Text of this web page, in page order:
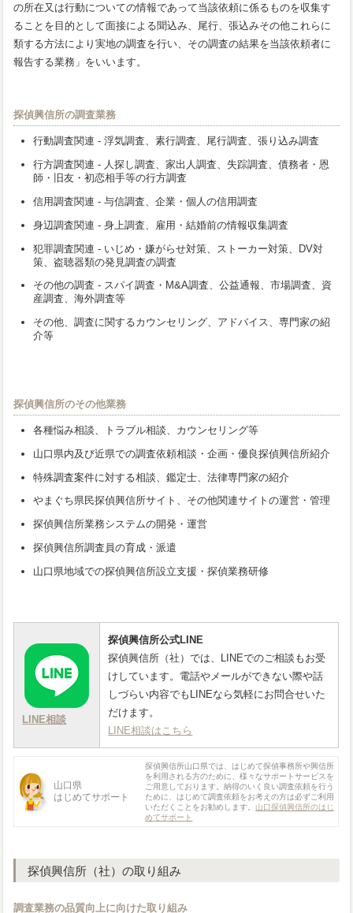
の所在又は行動についての情報であって当該依頼に係るものを収集す
ることを目的として面接による聞込み、尾行、張込みその他これらに
類する方法により実地の調査を行い、その調査の結果を当該依頼者に
報告する業務」をいいます。
探偵興信所の調査業務
行動調査関連 - 浮気調査、素行調査、尾行調査、張り込み調査
行方調査関連 - 人探し調査、家出人調査、失踪調査、債務者・恩
師・旧友・初恋相手等の行方調査
信用調査関連 - 与信調査、企業・個人の信用調査
身辺調査関連 - 身上調査、雇用・結婚前の情報収集調査
犯罪調査関連 - いじめ・嫌がらせ対策、ストーカー対策、DV対
策、盗聴器類の発見調査の調査
その他の調査 - スパイ調査・M&A調査、公益通報、市場調査、資
産調査、海外調査等
その他、調査に関するカウンセリング、アドバイス、専門家の紹
介等
探偵興信所のその他業務
各種悩み相談、トラブル相談、カウンセリング等
山口県内及び近県での調査依頼相談・企画・優良探偵興信所紹介
特殊調査案件に対する相談、鑑定士、法律専門家の紹介
やまぐち県民探偵興信所サイト、その他関連サイトの運営・管理
探偵興信所業務システムの開発・運営
探偵興信所調査員の育成・派遣
山口県地域での探偵興信所設立支援・探偵業務研修
LINE相談
探偵興信所公式LINE
探偵興信所（社）では、LINEでのご相談もお受
けしています。電話やメールができない際や話
しづらい内容でもLINEなら気軽にお問合せいた
だけます。
LINE相談はこちら
山口県
はじめてサポート
探偵興信所山口県では、はじめて探偵事務所や興信所
を利用される方のために、様々なサポートサービスを
ご用意しております。納得のいく良い調査依頼を行う
ために、はじめて調査依頼をお考えの方は必ずご利用
いただくことをお勧めします。 山口探偵興信所のはじ
めてサポート
探偵興信所（社）の取り組み
調査業務の品質向上に向けた取り組み